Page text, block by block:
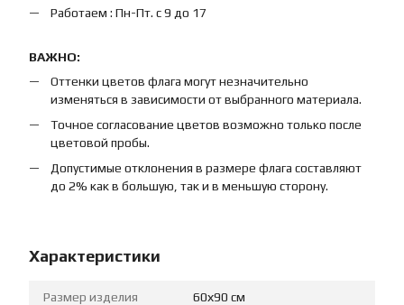
Работаем : Пн-Пт. с 9 до 17
ВАЖНО:
Оттенки цветов флага могут незначительно
изменяться в зависимости от выбранного материала.
Точное согласование цветов возможно только после
цветовой пробы.
Допустимые отклонения в размере флага составляют
до 2% как в большую, так и в меньшую сторону.
Характеристики
Размер изделия 60х90 см